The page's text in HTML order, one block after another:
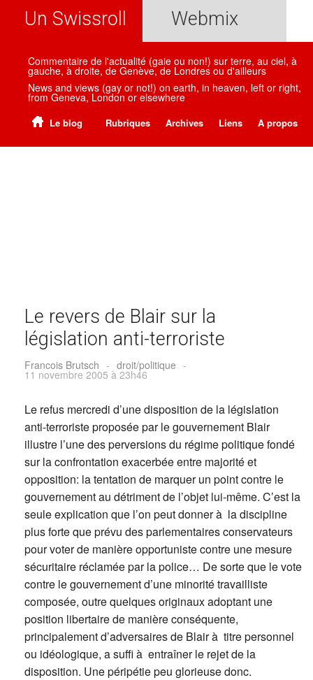
Un Swissroll Webmix
Commentaire de l'actualité (gaie ou non!) sur terre, au ciel, à
gauche, à droite, de Genève, de Londres ou d'ailleurs
News and views (gay or not!) on earth, in heaven, left or right,
from Geneva, London or elsewhere
Le blog Rubriques Archives Liens A propos
Le revers de Blair sur la
législation anti-terroriste
Francois Brutsch - droit/politique -
11 novembre 2005 à 23h46
Le refus mercredi d’une disposition de la législation
anti-terroriste proposée par le gouvernement Blair
illustre l’une des perversions du régime politique fondé
sur la confrontation exacerbée entre majorité et
opposition: la tentation de marquer un point contre le
gouvernement au détriment de l’objet lui-même. C’est la
seule explication que l’on peut donner à la discipline
plus forte que prévu des parlementaires conservateurs
pour voter de manière opportuniste contre une mesure
sécuritaire réclamée par la police… De sorte que le vote
contre le gouvernement d’une minorité travailliste
composée, outre quelques originaux adoptant une
position libertaire de manière conséquente,
principalement d’adversaires de Blair à titre personnel
ou idéologique, a suffi à entraîner le rejet de la
disposition. Une péripétie peu glorieuse donc.